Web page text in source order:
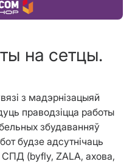
на сетцы.
з мадэрнізацыяй
праводзіцца работы
збудаванняў
будзе адсутнічаць
СПД (byfly, ZALA, ахова,